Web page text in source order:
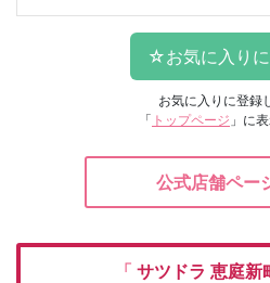
お気に入りに登録
「 トップページ 」に
公式店舗ペー
「 サツドラ 恵庭新